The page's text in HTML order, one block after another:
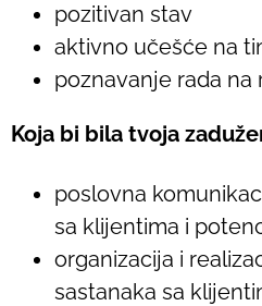
pozitivan stav
aktivno učešće na
poznavanje rada na
Koja bi bila tvoja
poslovna
sa klijentima i
organizacija i
sastanaka sa